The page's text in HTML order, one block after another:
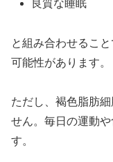
良質な睡眠
と組み合わせるこ
可能性があります。
ただし、褐色脂肪
せん。毎日の運動
す。